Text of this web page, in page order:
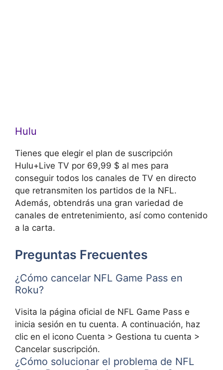
Hulu
Tienes que elegir el plan de suscripción
Hulu+Live TV por 69,99 $ al mes para
conseguir todos los canales de TV en directo
que retransmiten los partidos de la NFL.
Además, obtendrás una gran variedad de
canales de entretenimiento, así como contenido
a la carta.
Preguntas Frecuentes
¿Cómo cancelar NFL Game Pass en
Roku?
Visita la página oficial de NFL Game Pass e
inicia sesión en tu cuenta. A continuación, haz
clic en el icono Cuenta > Gestiona tu cuenta >
Cancelar suscripción.
¿Cómo solucionar el problema de NFL